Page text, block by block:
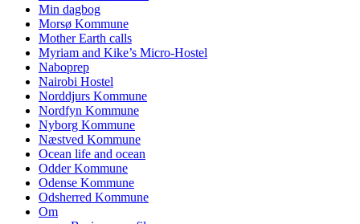
Min dagbog
Morsø Kommune
Mother Earth calls
Myriam and Kike’s Micro-Hostel
Naboprep
Nairobi Hostel
Norddjurs Kommune
Nordfyn Kommune
Nyborg Kommune
Næstved Kommune
Ocean life and ocean
Odder Kommune
Odense Kommune
Odsherred Kommune
Om